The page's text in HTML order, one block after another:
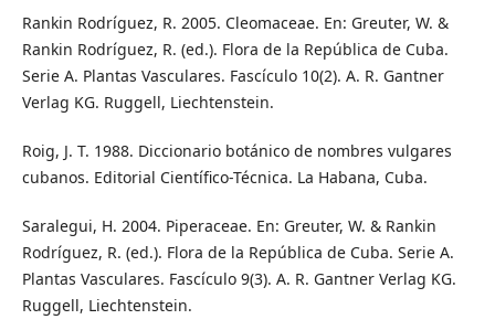
Rankin Rodríguez, R. 2005. Cleomaceae. En: Greuter, W. &
Rankin Rodríguez, R. (ed.). Flora de la República de Cuba.
Serie A. Plantas Vasculares. Fascículo 10(2). A. R. Gantner
Verlag KG. Ruggell, Liechtenstein.
Roig, J. T. 1988. Diccionario botánico de nombres vulgares
cubanos. Editorial Científico-Técnica. La Habana, Cuba.
Saralegui, H. 2004. Piperaceae. En: Greuter, W. & Rankin
Rodríguez, R. (ed.). Flora de la República de Cuba. Serie A.
Plantas Vasculares. Fascículo 9(3). A. R. Gantner Verlag KG.
Ruggell, Liechtenstein.